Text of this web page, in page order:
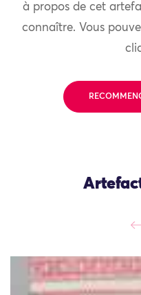
à propos de cet
connaître. Vous